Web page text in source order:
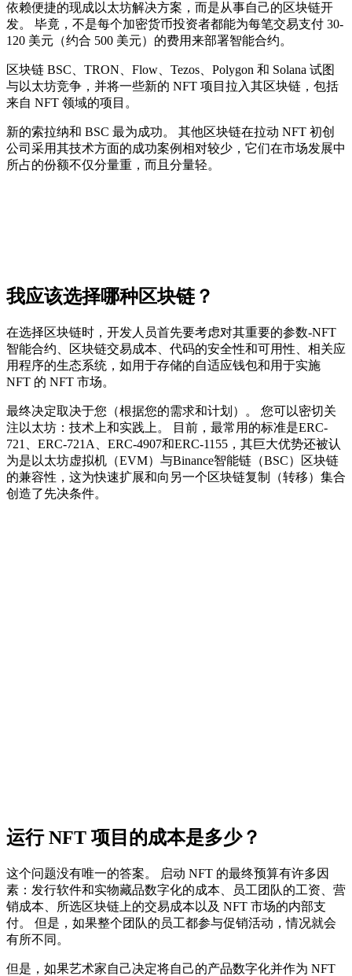
依赖便捷的现成以太坊解决方案，而是从事自己的区块链开
发。 毕竟，不是每个加密货币投资者都能为每笔交易支付 30-
120 美元（约合 500 美元）的费用来部署智能合约。
区块链 BSC、TRON、Flow、Tezos、Polygon 和 Solana 试图
与以太坊竞争，并将一些新的 NFT 项目拉入其区块链，包括
来自 NFT 领域的项目。
新的索拉纳和 BSC 最为成功。 其他区块链在拉动 NFT 初创
公司采用其技术方面的成功案例相对较少，它们在市场发展中
所占的份额不仅分量重，而且分量轻。
我应该选择哪种区块链？
在选择区块链时，开发人员首先要考虑对其重要的参数-NFT
智能合约、区块链交易成本、代码的安全性和可用性、相关应
用程序的生态系统，如用于存储的自适应钱包和用于实施
NFT 的 NFT 市场。
最终决定取决于您（根据您的需求和计划）。 您可以密切关
注以太坊：技术上和实践上。 目前，最常用的标准是ERC-
721、ERC-721A、ERC-4907和ERC-1155，其巨大优势还被认
为是以太坊虚拟机（EVM）与Binance智能链（BSC）区块链
的兼容性，这为快速扩展和向另一个区块链复制（转移）集合
创造了先决条件。
运行 NFT 项目的成本是多少？
这个问题没有唯一的答案。 启动 NFT 的最终预算有许多因
素：发行软件和实物藏品数字化的成本、员工团队的工资、营
销成本、所选区块链上的交易成本以及 NFT 市场的内部支
付。 但是，如果整个团队的员工都参与促销活动，情况就会
有所不同。
但是，如果艺术家自己决定将自己的产品数字化并作为 NFT